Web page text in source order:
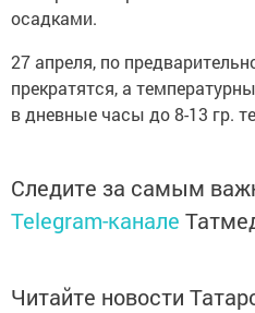
осадками.
27 апреля, по
прекратятся, а
в дневные часы до 8-13 гр.
Следите за самым
Telegram-канале
Читайте новости